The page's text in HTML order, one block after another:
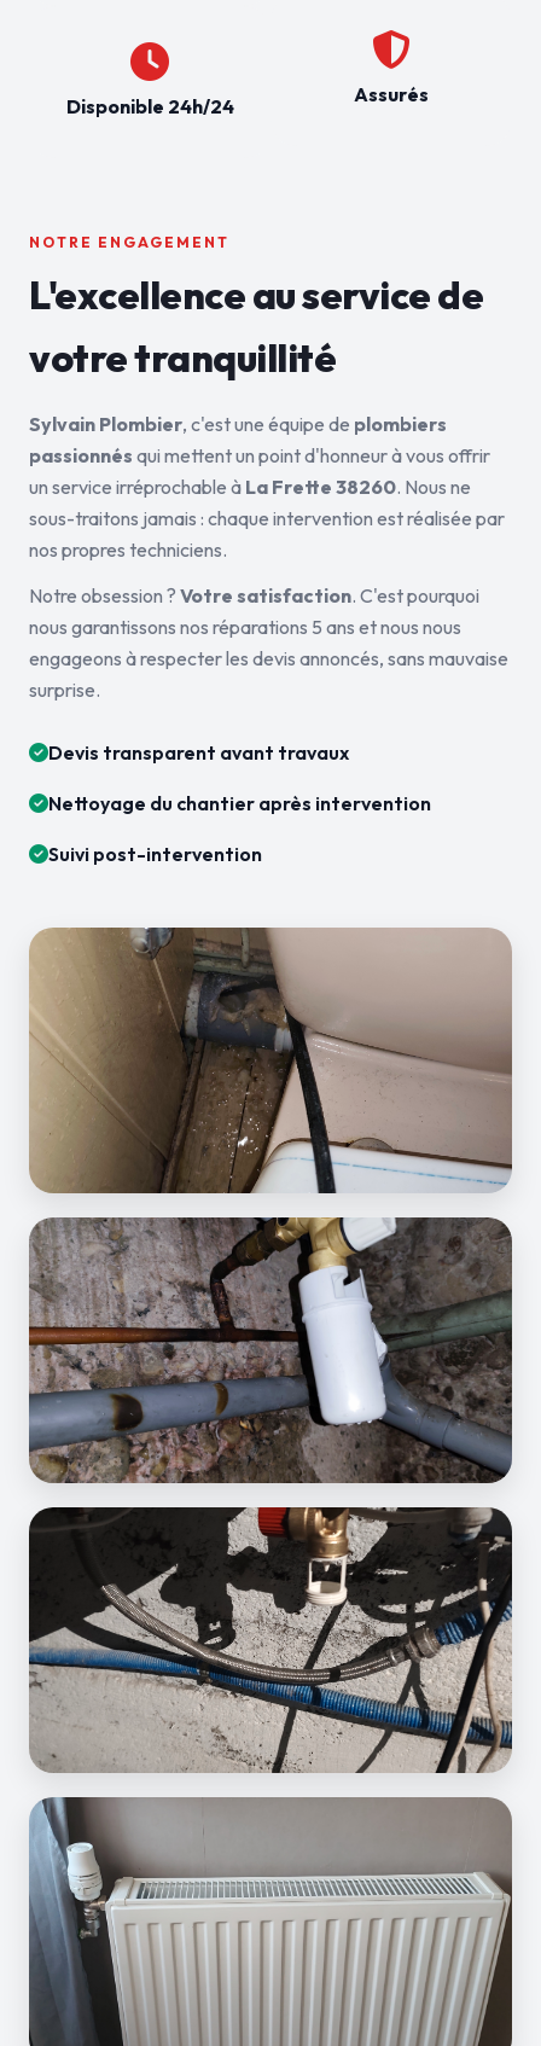
Disponible 24h/24 Assurés
NOTRE ENGAGEMENT
L'excellence au service de
votre tranquillité
Sylvain Plombier, c'est une équipe de plombiers
passionnés qui mettent un point d'honneur à vous offrir
un service irréprochable à La Frette 38260. Nous ne
sous-traitons jamais : chaque intervention est réalisée par
nos propres techniciens.
Notre obsession ? Votre satisfaction. C'est pourquoi
nous garantissons nos réparations 5 ans et nous nous
engageons à respecter les devis annoncés, sans mauvaise
surprise.
Devis transparent avant travaux
Nettoyage du chantier après intervention
Suivi post-intervention